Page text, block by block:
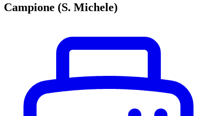
Campione (S. Michele)